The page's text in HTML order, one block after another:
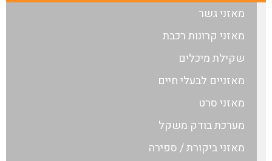
מאזני גשר
מאזני קרונות רכבת
שקילת מיכלים
מאזניים לבעלי חיים
מאזני סרט
מערכת בודק משקל
מאזני ביקורת / ספירה